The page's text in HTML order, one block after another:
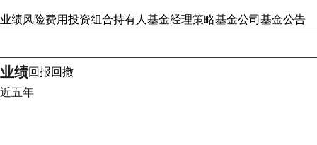
业绩风险费用投资组合持有人基金经理策略基金公司基金公告
业绩回报回撤
近五年